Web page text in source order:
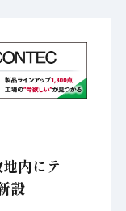
内にテ
設